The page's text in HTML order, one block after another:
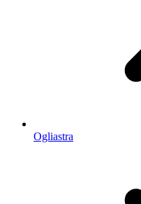
Ogliastra